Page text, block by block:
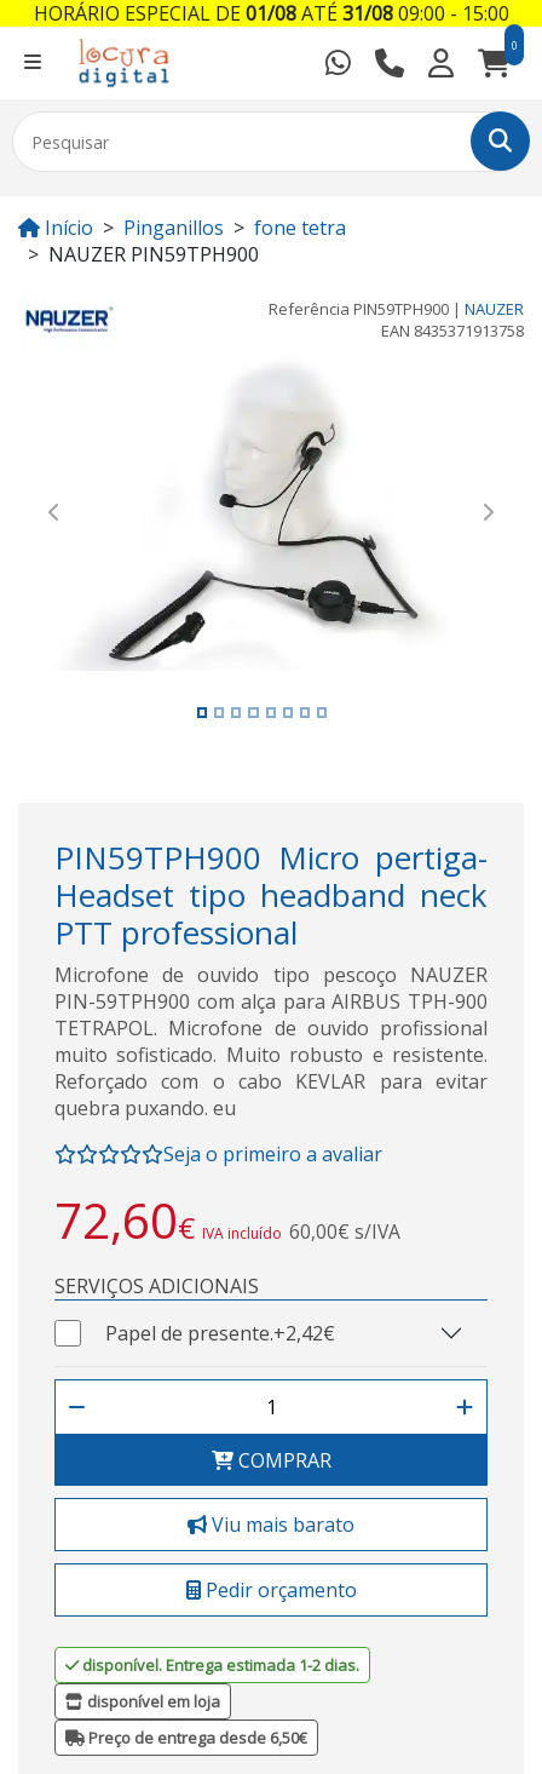
0
Início Pinganillos
fone tetra
NAUZER PIN59TPH900
Referência PIN59TPH900 | NAUZER
EAN 8435371913758
Previous Next
PIN59TPH900 Micro pertiga-
Headset tipo headband neck
PTT professional
Microfone de ouvido tipo pescoço NAUZER
PIN-59TPH900 com alça para AIRBUS TPH-900
TETRAPOL. Microfone de ouvido profissional
muito sofisticado. Muito robusto e resistente.
Reforçado com o cabo KEVLAR para evitar
quebra puxando. eu
Seja o primeiro a avaliar
72,60€ IVA incluído 60,00€ s/IVA
SERVIÇOS ADICIONAIS
Papel de presente.+2,42€
COMPRAR
Viu mais barato
Pedir orçamento
disponível. Entrega estimada 1-2 dias.
disponível em loja
Preço de entrega desde 6,50€
HORÁRIO ESPECIAL DE01/08ATÉ31/0809:00 - 15:00